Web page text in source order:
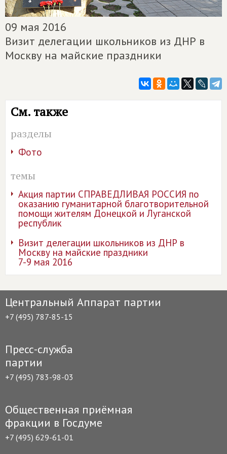
09 мая 2016
Визит делегации школьников из ДНР в
Москву на майские праздники
См. также
разделы
Фото
темы
Акция партии СПРАВЕДЛИВАЯ РОССИЯ по
оказанию гуманитарной благотворительной
помощи жителям Донецкой и Луганской
республик
Визит делегации школьников из ДНР в
Москву на майские праздники
7-9 мая 2016
Центральный Аппарат партии
+7 (495) 787-85-15
Пресс-служба
партии
+7 (495) 783-98-03
Общественная приёмная
фракции в Госдуме
+7 (495) 629-61-01